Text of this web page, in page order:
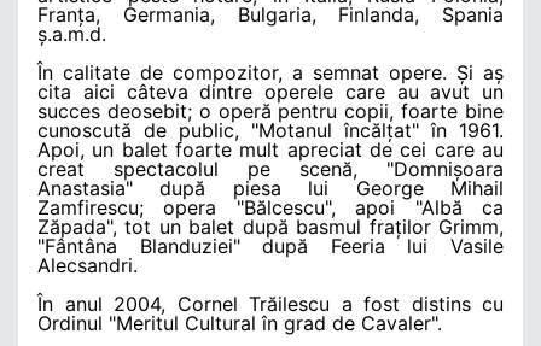
Franța, Germania, Bulgaria, Finlanda, Spania
ș.a.m.d.
În calitate de compozitor, a semnat opere. Și aș
cita aici câteva dintre operele care au avut un
succes deosebit; o operă pentru copii, foarte bine
cunoscută de public, "Motanul încălțat" în 1961.
Apoi, un balet foarte mult apreciat de cei care au
creat spectacolul pe scenă, "Domnișoara
Anastasia" după piesa lui George Mihail
Zamfirescu; opera "Bălcescu", apoi "Albă ca
Zăpada", tot un balet după basmul fraților Grimm,
"Fântâna Blanduziei" după Feeria lui Vasile
Alecsandri.
În anul 2004, Cornel Trăilescu a fost distins cu
Ordinul "Meritul Cultural în grad de Cavaler".